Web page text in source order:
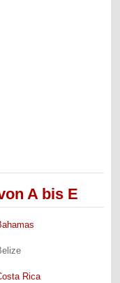
A bis E
Rica